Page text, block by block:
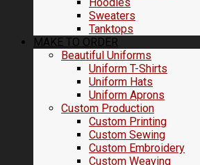
Sweaters
Tanktops
MAKE TO ORDER
Beautiful Uniforms
Uniform T-Shirts
Uniform Hats
Uniform Aprons
Custom Production
Custom Printing
Custom Sewing
Custom Embroidery
Custom Weaving